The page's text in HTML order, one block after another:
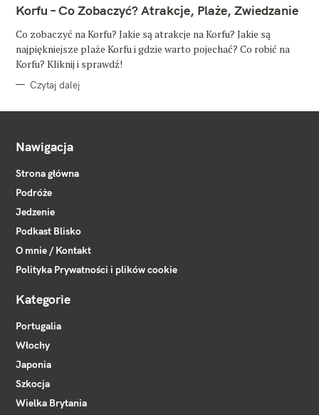
T
E
O
R
I
Korfu – Co Zobaczyć? Atrakcje, Plaże, Zwiedzanie
Co zobaczyć na Korfu? Jakie są atrakcje na Korfu? Jakie są
najpiękniejsze plaże Korfu i gdzie warto pojechać? Co robić na
Korfu? Kliknij i sprawdź!
Czytaj dalej
Nawigacja
Strona główna
Podróże
Jedzenie
Podkast Blisko
O mnie / Kontakt
Polityka Prywatności i plików cookie
Kategorie
Portugalia
Włochy
Japonia
Szkocja
Wielka Brytania